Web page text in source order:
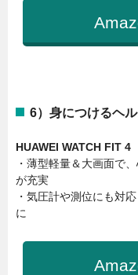
6）身につけるヘ
HUAWEI WATCH FIT 4
・薄型軽量＆大画面で
が充実
・気圧計や測位にも対
に